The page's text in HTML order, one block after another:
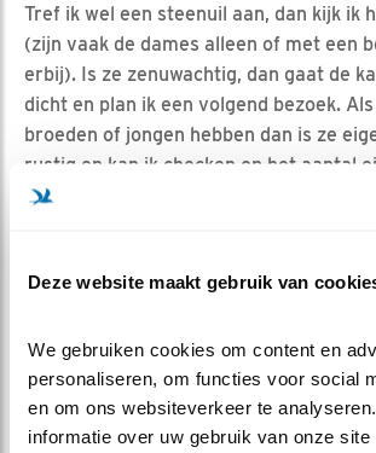
Deze website maakt gebruik van
We gebruiken cookies om content en
personaliseren, om functies voor social
en om ons websiteverkeer te
informatie over uw gebruik van onze site
Tref ik wel een steenuil aan, dan kijk ik
(zijn vaak de dames alleen of met een
erbij). Is ze zenuwachtig, dan gaat de
dicht en plan ik een volgend bezoek.
broeden of jongen hebben dan is ze
rustig en kan ik checken op het aantal
En dan gaat de kast zo snel mogelijk
bijvoorbeeld kuikens, wordt er gekeken
kuikens worden geringd als ze tussen
oud zijn. Bij eitjes plan ik meestal 2
bezoek. Zo kan het broedseizoen dus
bezoek tot wel 4 bezoeken. Eicontrole,